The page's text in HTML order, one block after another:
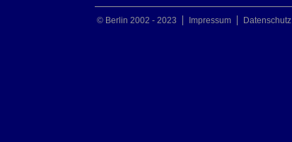
© Berlin 2002 - 2023 Impressum Datenschutz